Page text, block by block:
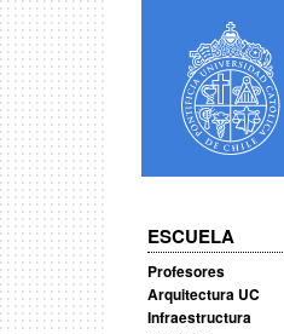
ESCUELA
Profesores
Arquitectura UC
Infraestructura